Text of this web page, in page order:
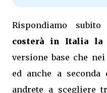
Rispondiamo
costerà in Italia la
versione base che
ed anche a
andrete a scegliere